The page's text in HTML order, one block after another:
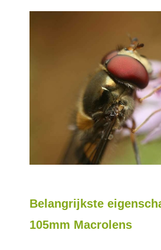
Belangrijkste
105mm Macrolens